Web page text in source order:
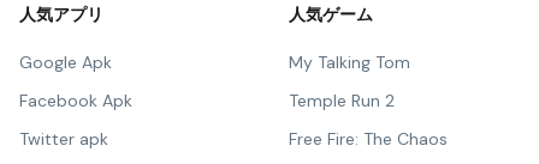
人気アプリ
Google Apk
Facebook Apk
Twitter apk
人気ゲーム
My Talking Tom
Temple Run 2
Free Fire: The Chaos